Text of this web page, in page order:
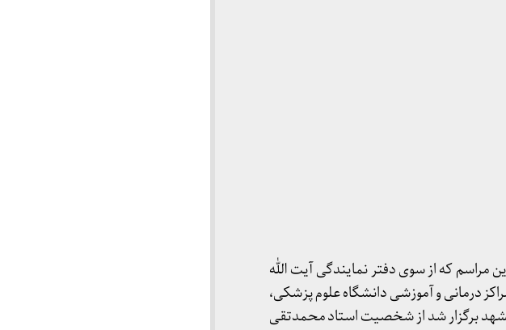
که از سوی دفتر نمایندگی آیت الله
درمانی و آموزشی دانشگاه علوم پزشکی،
مشهد برگزار شد از شخصیت استاد محمدتقی